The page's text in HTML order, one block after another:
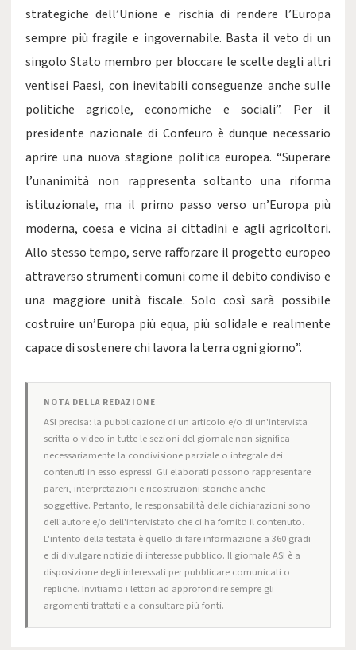
strategiche dell’Unione e rischia di rendere l’Europa
sempre più fragile e ingovernabile. Basta il veto di un
singolo Stato membro per bloccare le scelte degli altri
ventisei Paesi, con inevitabili conseguenze anche sulle
politiche agricole, economiche e sociali”. Per il
presidente nazionale di Confeuro è dunque necessario
aprire una nuova stagione politica europea. “Superare
l’unanimità non rappresenta soltanto una riforma
istituzionale, ma il primo passo verso un’Europa più
moderna, coesa e vicina ai cittadini e agli agricoltori.
Allo stesso tempo, serve rafforzare il progetto europeo
attraverso strumenti comuni come il debito condiviso e
una maggiore unità fiscale. Solo così sarà possibile
costruire un’Europa più equa, più solidale e realmente
capace di sostenere chi lavora la terra ogni giorno”.
NOTA DELLA REDAZIONE
ASI precisa: la pubblicazione di un articolo e/o di un'intervista
scritta o video in tutte le sezioni del giornale non significa
necessariamente la condivisione parziale o integrale dei
contenuti in esso espressi. Gli elaborati possono rappresentare
pareri, interpretazioni e ricostruzioni storiche anche
soggettive. Pertanto, le responsabilità delle dichiarazioni sono
dell'autore e/o dell'intervistato che ci ha fornito il contenuto.
L'intento della testata è quello di fare informazione a 360 gradi
e di divulgare notizie di interesse pubblico. Il giornale ASI è a
disposizione degli interessati per pubblicare comunicati o
repliche. Invitiamo i lettori ad approfondire sempre gli
argomenti trattati e a consultare più fonti.